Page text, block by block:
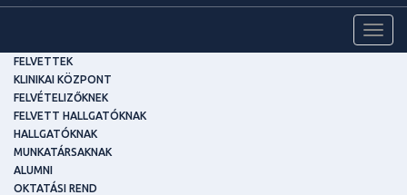
FELVETTEK
KLINIKAI KÖZPONT
FELVÉTELIZŐKNEK
FELVETT HALLGATÓKNAK
HALLGATÓKNAK
MUNKATÁRSAKNAK
ALUMNI
OKTATÁSI REND